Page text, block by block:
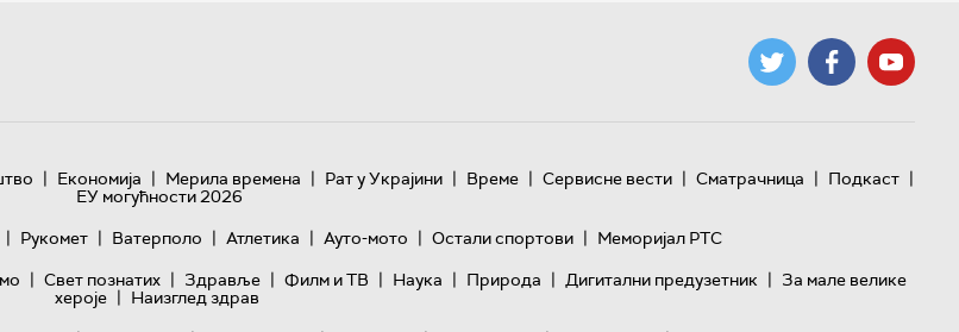
| Економија | Мерила времена | Рат у Украјини | Време | Сервисне вести | Сматрачница | Подкаст |
ЕУ могућности 2026
| Рукомет | Ватерполо | Атлетика | Ауто-мото | Остали спортови | Меморијал РТС
| Свет познатих | Здравље | Филм и ТВ | Наука | Природа | Дигитални предузетник | За мале велике
хероје | Наизглед здрав